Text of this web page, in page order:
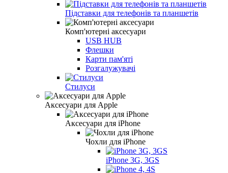
Підставки для телефонів та планшетів
Комп'ютерні аксесуари
USB HUB
Флешки
Карти пам'яті
Розгалужувачі
Стилуси
Аксесуари для Apple
Аксесуари для iPhone
Чохли для iPhone
iPhone 3G, 3GS